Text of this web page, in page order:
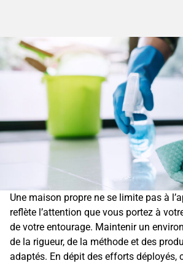
Une maison propre ne se limite pas à
reflète l’attention que vous portez à
de votre entourage. Maintenir un
de la rigueur, de la méthode et des
adaptés. En dépit des efforts déployés,